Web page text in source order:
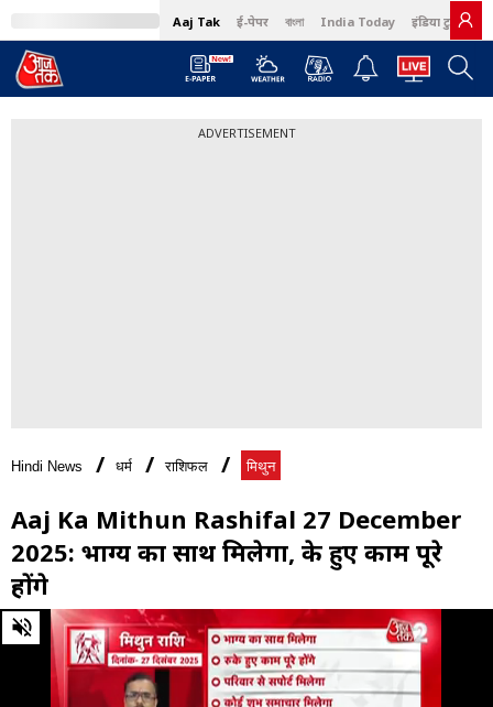
Aaj Tak ई-पेपर বাংলা India Today इंडिया टुडे हिंदी
ADVERTISEMENT
Hindi News धर्म राशिफल मिथुन
Aaj Ka Mithun Rashifal 27 December
2025: भाग्य का साथ मिलेगा, रुके हुए काम पूरे
होंगे
0
of
seconds